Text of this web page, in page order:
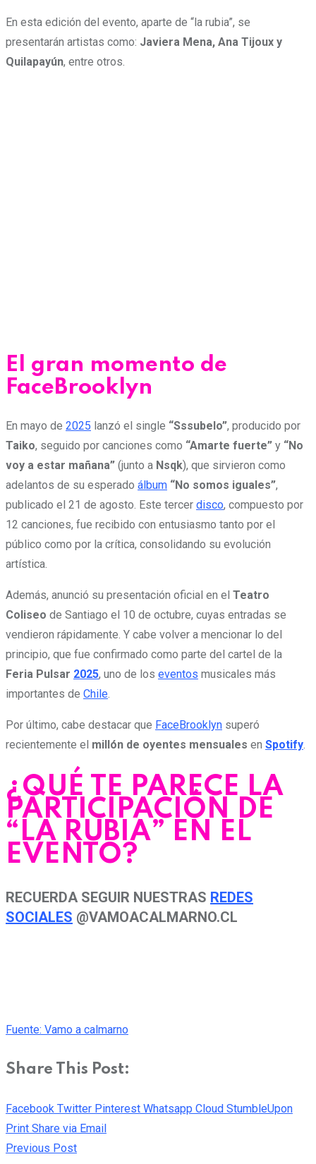
En esta edición del evento, aparte de “la rubia”, se
presentarán artistas como: Javiera Mena, Ana Tijoux y
Quilapayún, entre otros.
El gran momento de
FaceBrooklyn
En mayo de 2025 lanzó el single “Sssubelo”, producido por
Taiko, seguido por canciones como “Amarte fuerte” y “No
voy a estar mañana” (junto a Nsqk), que sirvieron como
adelantos de su esperado álbum “No somos iguales”,
publicado el 21 de agosto. Este tercer disco, compuesto por
12 canciones, fue recibido con entusiasmo tanto por el
público como por la crítica, consolidando su evolución
artística.
Además, anunció su presentación oficial en el Teatro
Coliseo de Santiago el 10 de octubre, cuyas entradas se
vendieron rápidamente. Y cabe volver a mencionar lo del
principio, que fue confirmado como parte del cartel de la
Feria Pulsar 2025, uno de los eventos musicales más
importantes de Chile.
Por último, cabe destacar que FaceBrooklyn superó
recientemente el millón de oyentes mensuales en Spotify.
¿QUÉ TE PARECE LA
PARTICIPACIÓN DE
“LA RUBIA” EN EL
EVENTO?
RECUERDA SEGUIR NUESTRAS REDES
SOCIALES @VAMOACALMARNO.CL
Fuente: Vamo a calmarno
Share This Post:
Facebook Twitter Pinterest Whatsapp Cloud StumbleUpon
Print Share via Email
Previous Post